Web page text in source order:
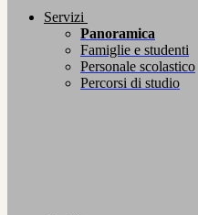
Servizi
Panoramica
Famiglie e studenti
Personale scolastico
Percorsi di studio